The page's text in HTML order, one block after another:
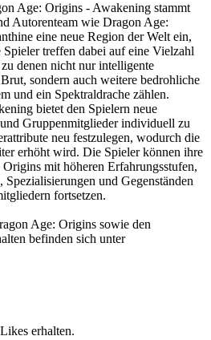
Age: Origins - Awakening stammt
Autorenteam wie Dragon Age:
eine neue Region der Welt ein,
treffen dabei auf eine Vielzahl
denen nicht nur intelligente
sondern auch weitere bedrohliche
und ein Spektraldrache zählen.
bietet den Spielern neue
Gruppenmitglieder individuell zu
neu festzulegen, wodurch die
erhöht wird. Die Spieler können ihre
mit höheren Erfahrungsstufen,
und Gegenständen
fortsetzen.
Age: Origins sowie den
befinden sich unter
erhalten.